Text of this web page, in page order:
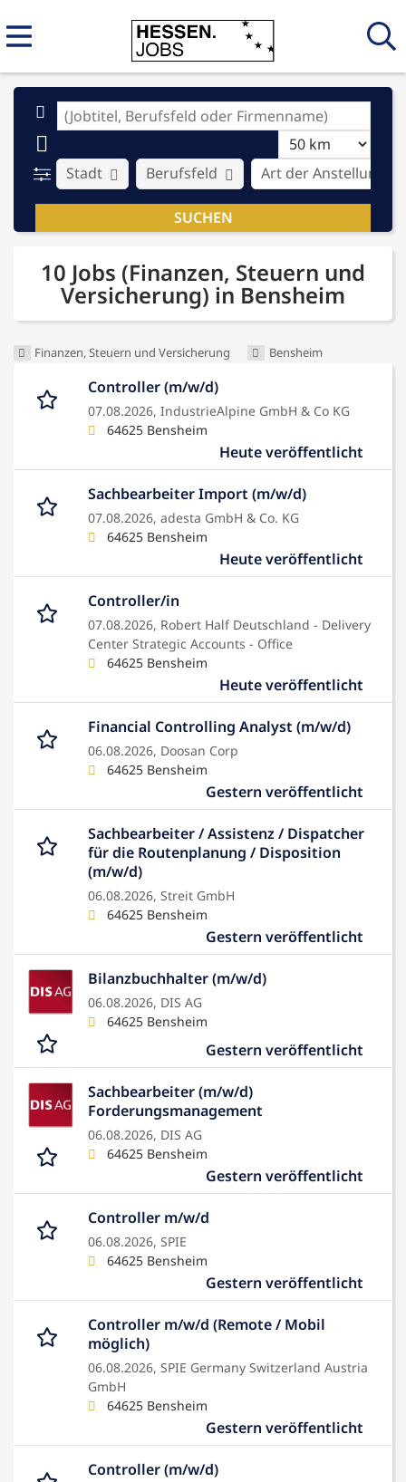
Stadt Art der Anstellung
Berufsfeld
10 Jobs (Finanzen, Steuern und
Versicherung) in Bensheim
Finanzen, Steuern und Versicherung Bensheim
Controller (m/w/d)
07.08.2026, IndustrieAlpine GmbH & Co KG
64625 Bensheim
Heute veröffentlicht
Sachbearbeiter Import (m/w/d)
07.08.2026, adesta GmbH & Co. KG
64625 Bensheim
Heute veröffentlicht
Controller/in
07.08.2026, Robert Half Deutschland - Delivery
Center Strategic Accounts - Office
64625 Bensheim
Heute veröffentlicht
Financial Controlling Analyst (m/w/d)
06.08.2026, Doosan Corp
64625 Bensheim
Gestern veröffentlicht
Sachbearbeiter / Assistenz / Dispatcher
für die Routenplanung / Disposition
(m/w/d)
06.08.2026, Streit GmbH
64625 Bensheim
Gestern veröffentlicht
Bilanzbuchhalter (m/w/d)
06.08.2026, DIS AG
64625 Bensheim
Gestern veröffentlicht
Sachbearbeiter (m/w/d)
Forderungsmanagement
06.08.2026, DIS AG
64625 Bensheim
Gestern veröffentlicht
Controller m/w/d
06.08.2026, SPIE
64625 Bensheim
Gestern veröffentlicht
Controller m/w/d (Remote / Mobil
möglich)
06.08.2026, SPIE Germany Switzerland Austria
GmbH
64625 Bensheim
Gestern veröffentlicht
Controller (m/w/d)